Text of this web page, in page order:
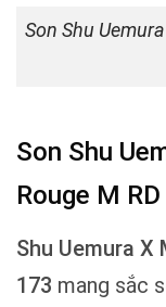
Son Shu
Son Shu
Rouge M
Shu Uemura X
173 mang sắc